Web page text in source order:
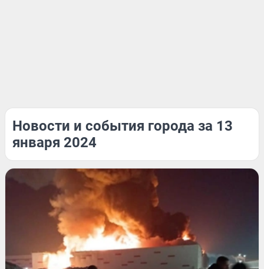
Новости и события города за 13
января 2024